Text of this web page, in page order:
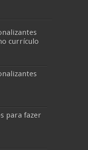
currículo
para fazer